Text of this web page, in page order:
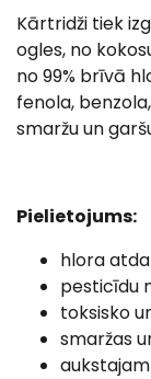
Kārtridži tiek
ogles, no
no 99% brīvā
fenola,
smaržu un
Pielietojums:
hlora
pesticīdu
toksisko
smaržas